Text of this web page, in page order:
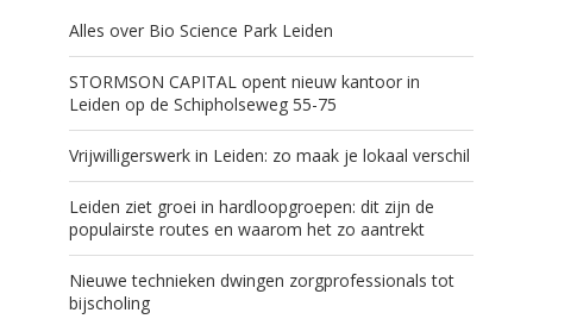
Alles over Bio Science Park Leiden
STORMSON CAPITAL opent nieuw kantoor in
Leiden op de Schipholseweg 55-75
Vrijwilligerswerk in Leiden: zo maak je lokaal verschil
Leiden ziet groei in hardloopgroepen: dit zijn de
populairste routes en waarom het zo aantrekt
Nieuwe technieken dwingen zorgprofessionals tot
bijscholing